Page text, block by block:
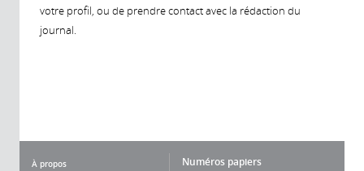
votre profil, ou de prendre contact avec la rédaction du
journal.
À propos
Numéros papiers